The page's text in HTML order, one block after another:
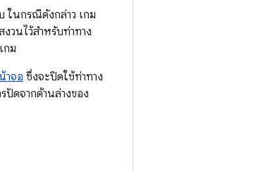
ในกรณีดังกล่าว เกม
นไว้สำหรับท่าทาง
กม
าจอ ซึ่งจะปิดใช้ท่าทาง
ดจากด้านล่างของ